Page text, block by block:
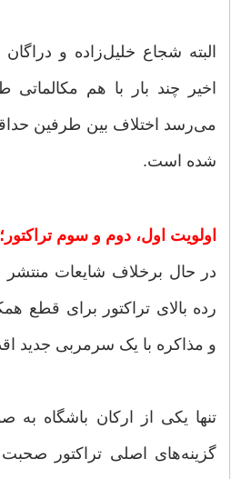
اخیر چند بار با هم مکالماتی
می‌رسد اختلاف بین طرفین
شده است.
اولویت اول، دوم و سوم
در حال برخلاف شایعات منتشر
رده بالای تراکتور برای قطع
و مذاکره با یک سرمربی جدید
تنها یکی از ارکان باشگاه
گزینه‌های اصلی تراکتور